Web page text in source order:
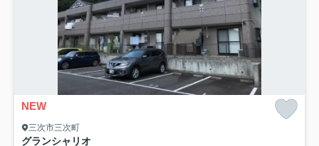
NEW
三次市三次町
グランシャリオ